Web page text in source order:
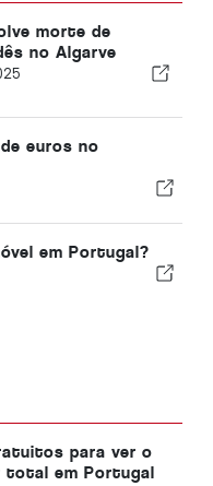
morte de
no Algarve
euros no
em Portugal?
para ver o
total em Portugal